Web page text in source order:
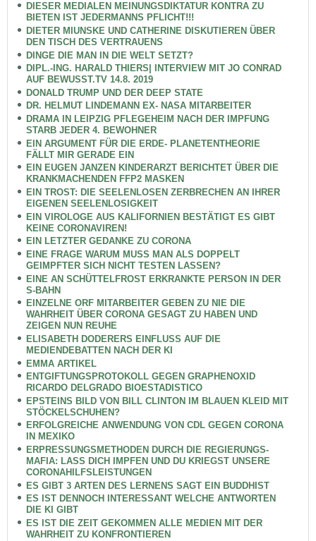
DIESER MEDIALEN MEINUNGSDIKTATUR KONTRA ZU
BIETEN IST JEDERMANNS PFLICHT!!!
DIETER MIUNSKE UND CATHERINE DISKUTIEREN ÜBER
DEN TISCH DES VERTRAUENS
DINGE DIE MAN IN DIE WELT SETZT?
DIPL.-ING. HARALD THIERS| INTERVIEW MIT JO CONRAD
AUF BEWUSST.TV 14.8. 2019
DONALD TRUMP UND DER DEEP STATE
DR. HELMUT LINDEMANN EX- NASA MITARBEITER
DRAMA IN LEIPZIG PFLEGEHEIM NACH DER IMPFUNG
STARB JEDER 4. BEWOHNER
EIN ARGUMENT FÜR DIE ERDE- PLANETENTHEORIE
FÄLLT MIR GERADE EIN
EIN EUGEN JANZEN KINDERARZT BERICHTET ÜBER DIE
KRANKMACHENDEN FFP2 MASKEN
EIN TROST: DIE SEELENLOSEN ZERBRECHEN AN IHRER
EIGENEN SEELENLOSIGKEIT
EIN VIROLOGE AUS KALIFORNIEN BESTÄTIGT ES GIBT
KEINE CORONAVIREN!
EIN LETZTER GEDANKE ZU CORONA
EINE FRAGE WARUM MUSS MAN ALS DOPPELT
GEIMPFTER SICH NICHT TESTEN LASSEN?
EINE AN SCHÜTTELFROST ERKRANKTE PERSON IN DER
S-BAHN
EINZELNE ORF MITARBEITER GEBEN ZU NIE DIE
WAHRHEIT ÜBER CORONA GESAGT ZU HABEN UND
ZEIGEN NUN REUHE
ELISABETH DODERERS EINFLUSS AUF DIE
MEDIENDEBATTEN NACH DER KI
EMMA ARTIKEL
ENTGIFTUNGSPROTOKOLL GEGEN GRAPHENOXID
RICARDO DELGRADO BIOESTADISTICO
EPSTEINS BILD VON BILL CLINTON IM BLAUEN KLEID MIT
STÖCKELSCHUHEN?
ERFOLGREICHE ANWENDUNG VON CDL GEGEN CORONA
IN MEXIKO
ERPRESSUNGSMETHODEN DURCH DIE REGIERUNGS-
MAFIA: LASS DICH IMPFEN UND DU KRIEGST UNSERE
CORONAHILFSLEISTUNGEN
ES GIBT 3 ARTEN DES LERNENS SAGT EIN BUDDHIST
ES IST DENNOCH INTERESSANT WELCHE ANTWORTEN
DIE KI GIBT
ES IST DIE ZEIT GEKOMMEN ALLE MEDIEN MIT DER
WAHRHEIT ZU KONFRONTIEREN